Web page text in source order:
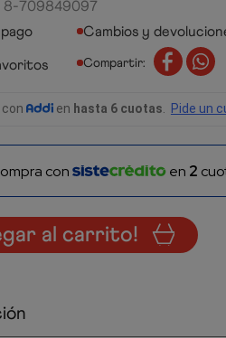
8-709849097
Cambios y
Compartir:
con en 2
al carrito!